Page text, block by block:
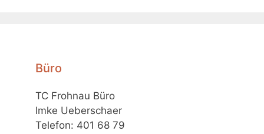
Büro
TC Frohnau Büro
Imke Ueberschaer
Telefon: 401 68 79